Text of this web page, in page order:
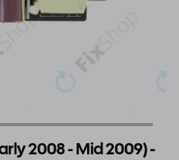
2008 - Mid 2009) -